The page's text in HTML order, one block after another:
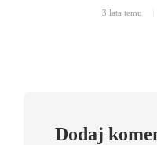
3 lata temu
Dodaj